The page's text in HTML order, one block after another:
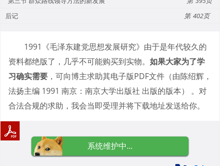
后记
402
1991《毛泽东建党思想发展研究》由于是年代较久的
资料都绝版了，几乎不可能购买到实物。 如果大家为了学
习确实需要 ，可向博主求助其电子版PDF文件（由陈绍辉，
法扬主编 1991 南京：南京大学出版社 出版的版本） 。对
合法合规的求助，我会当即受理并将下载地址发送给你。
系统维护中...